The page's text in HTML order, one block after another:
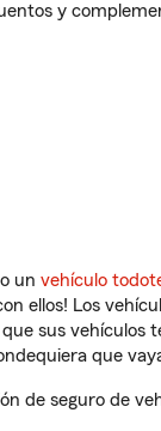
y
o un vehículo
ellos! Los
sus vehículos
que
de seguro de